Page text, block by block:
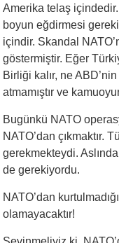
Amerika telaş içindedir.
boyun eğdirmesi
içindir. Skandal
göstermiştir. Eğer
Birliği kalır, ne
atmamıştır ve
Bugünkü NATO
NATO’dan çıkmaktır.
gerekmekteydi.
de gerekiyordu.
NATO’dan
olamayacaktır!